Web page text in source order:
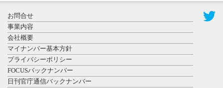
置されたフ
ォトスポッ
お問合せ
事業内容
会社概要
マイナンバー基本方針
プライバシーポリシー
FOCUSバックナンバー
日刊官庁通信バックナンバー